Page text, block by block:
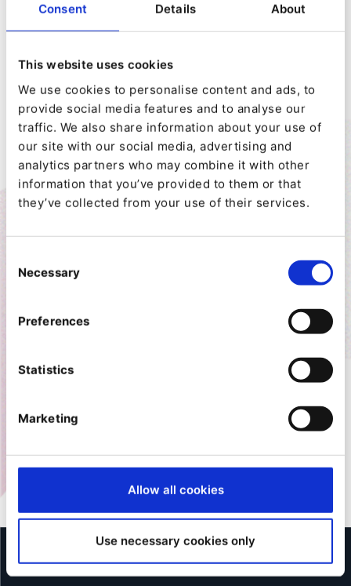
Consent Details About
This website uses cookies
We use cookies to personalise content and ads, to
provide social media features and to analyse our
traffic. We also share information about your use of
our site with our social media, advertising and
analytics partners who may combine it with other
information that you’ve provided to them or that
they’ve collected from your use of their services.
Selection
Necessary
Preferences
Statistics
Marketing
Allow all cookies
Use necessary cookies only
Aprovecha el poder de la
automatización
digitales más inteligentes, receptivas y que estén
Ofrece contenidos que son personalizados y
automatizados y actualizaciones dinámicas. Sin
embargo, eso no es todo. Aprovecha los
usuarios, las notificaciones y alertas, y la
sincronización de datos para crear procesos que
softwareexternos.